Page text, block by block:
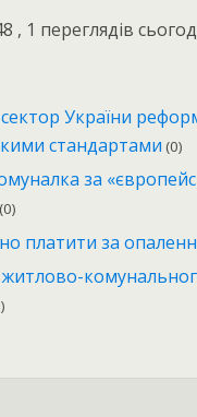
, 1 переглядів
України
стандартами (0)
за
(0)
платити за